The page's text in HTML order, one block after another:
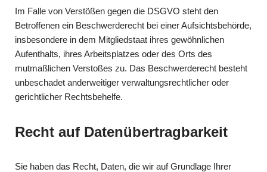
Im Falle von Verstößen gegen die DSGVO steht den
Betroffenen ein Beschwerderecht bei einer Aufsichtsbehörde,
insbesondere in dem Mitgliedstaat ihres gewöhnlichen
Aufenthalts, ihres Arbeitsplatzes oder des Orts des
mutmaßlichen Verstoßes zu. Das Beschwerderecht besteht
unbeschadet anderweitiger verwaltungsrechtlicher oder
gerichtlicher Rechtsbehelfe.
Recht auf Daten­übertrag­barkeit
Sie haben das Recht, Daten, die wir auf Grundlage Ihrer